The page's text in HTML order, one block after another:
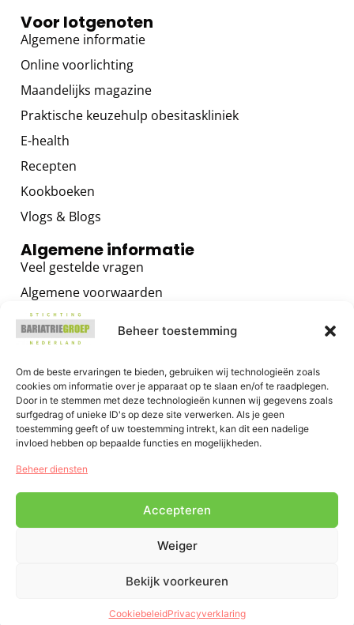
Beheer toestemming
Om de beste ervaringen te bieden, gebruiken wij technologieën zoals
cookies om informatie over je apparaat op te slaan en/of te raadplegen.
Door in te stemmen met deze technologieën kunnen wij gegevens zoals
surfgedrag of unieke ID's op deze site verwerken. Als je geen
toestemming geeft of uw toestemming intrekt, kan dit een nadelige
invloed hebben op bepaalde functies en mogelijkheden.
Beheer diensten
Accepteren
Weiger
Bekijk voorkeuren
CookiebeleidPrivacyverklaring
Voor lotgenoten
Algemene informatie
Online voorlichting
Maandelijks magazine
Praktische keuzehulp obesitaskliniek
E-health
Recepten
Kookboeken
Vlogs & Blogs
Algemene informatie
Veel gestelde vragen
Algemene voorwaarden
Privacybeleid
Contact
Voor zorgverleners
Algemene informatie
Training voor zorgverleners
Het GRIP OP JE GEWICHT Programma
E-health voor zorgverleners
van Dam ICT